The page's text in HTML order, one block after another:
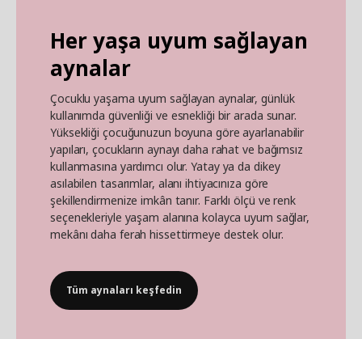
Her yaşa uyum sağlayan
aynalar
Çocuklu yaşama uyum sağlayan aynalar, günlük
kullanımda güvenliği ve esnekliği bir arada sunar.
Yüksekliği çocuğunuzun boyuna göre ayarlanabilir
yapıları, çocukların aynayı daha rahat ve bağımsız
kullanmasına yardımcı olur. Yatay ya da dikey
asılabilen tasarımlar, alanı ihtiyacınıza göre
şekillendirmenize imkân tanır. Farklı ölçü ve renk
seçenekleriyle yaşam alanına kolayca uyum sağlar,
mekânı daha ferah hissettirmeye destek olur.
Tüm aynaları keşfedin